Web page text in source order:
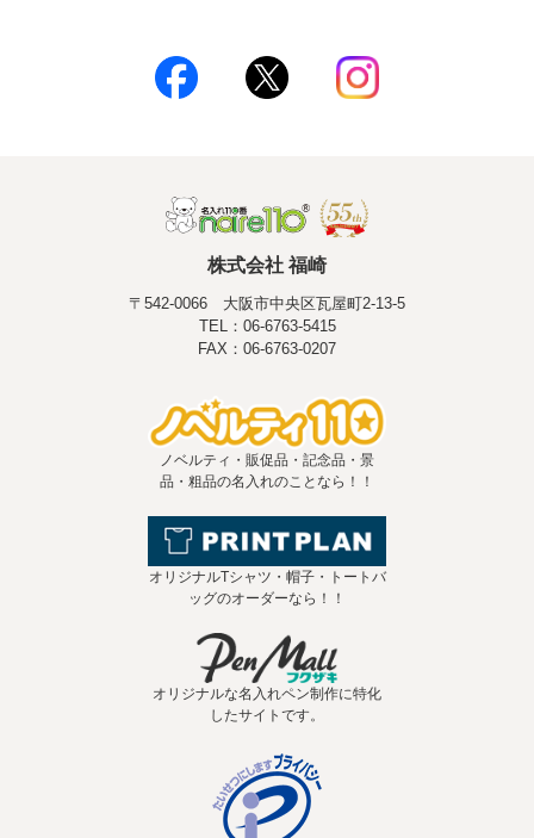
株式会社 福崎
〒542-0066 大阪市中央区瓦屋町2-13-5
TEL：06-6763-5415
FAX：06-6763-0207
ノベルティ・販促品・記念品・景
品・粗品の名入れのことなら！！
オリジナルTシャツ・帽子・トートバ
ッグのオーダーなら！！
オリジナルな名入れペン制作に特化
したサイトです。